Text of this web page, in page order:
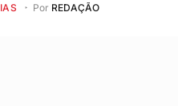
Por REDAÇÃO